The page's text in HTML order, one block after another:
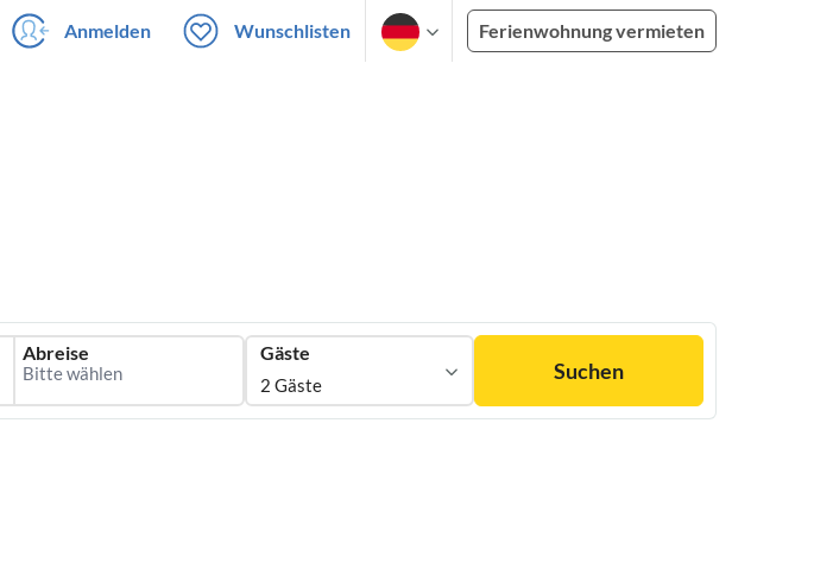
Anmelden Wunschlisten Ferienwohnung vermieten
Abreise Gäste
2 Gäste
Suchen